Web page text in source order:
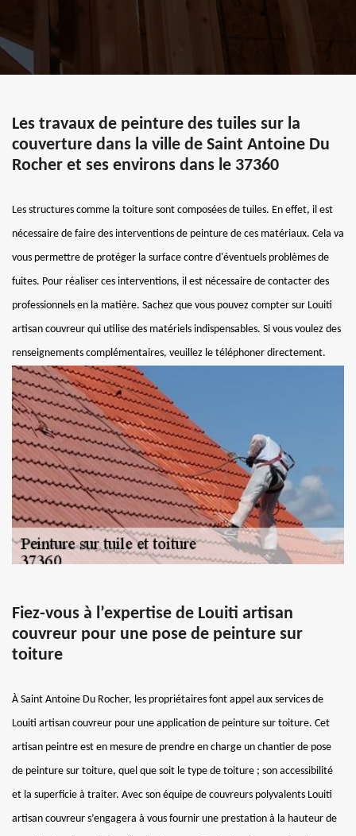
Les travaux de peinture des tuiles sur la
couverture dans la ville de Saint Antoine Du
Rocher et ses environs dans le 37360
Les structures comme la toiture sont composées de tuiles. En effet, il est
nécessaire de faire des interventions de peinture de ces matériaux. Cela va
vous permettre de protéger la surface contre d'éventuels problèmes de
fuites. Pour réaliser ces interventions, il est nécessaire de contacter des
professionnels en la matière. Sachez que vous pouvez compter sur Louiti
artisan couvreur qui utilise des matériels indispensables. Si vous voulez des
renseignements complémentaires, veuillez le téléphoner directement.
Fiez-vous à l’expertise de Louiti artisan
couvreur pour une pose de peinture sur
toiture
À Saint Antoine Du Rocher, les propriétaires font appel aux services de
Louiti artisan couvreur pour une application de peinture sur toiture. Cet
artisan peintre est en mesure de prendre en charge un chantier de pose
de peinture sur toiture, quel que soit le type de toiture ; son accessibilité
et la superficie à traiter. Avec son équipe de couvreurs polyvalents Louiti
artisan couvreur s’engagera à vous fournir une prestation à la hauteur de